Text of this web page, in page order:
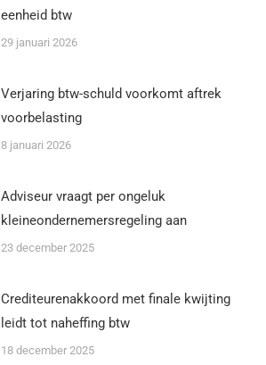
eenheid btw
29 januari 2026
Verjaring btw-schuld voorkomt aftrek
voorbelasting
8 januari 2026
Adviseur vraagt per ongeluk
kleineondernemersregeling aan
23 december 2025
Crediteurenakkoord met finale kwijting
leidt tot naheffing btw
18 december 2025